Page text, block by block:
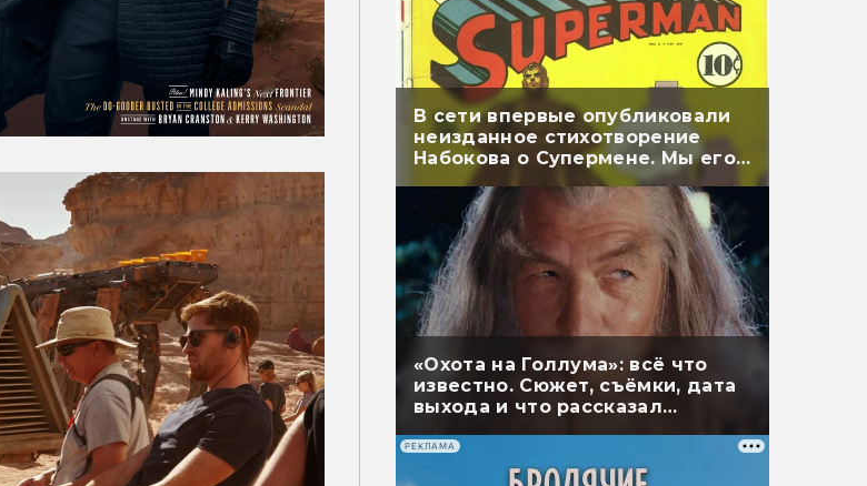
В сети впервые опубликовали
неизданное стихотворение
Набокова о Супермене. Мы его
перевели
«Охота на Голлума»: всё что
известно. Сюжет, съёмки, дата
выхода и что рассказал
РЕКЛАМА